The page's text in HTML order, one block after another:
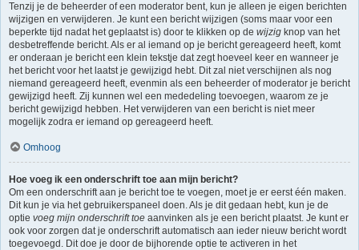
Tenzij je de beheerder of een moderator bent, kun je alleen je eigen berichten
wijzigen en verwijderen. Je kunt een bericht wijzigen (soms maar voor een
beperkte tijd nadat het geplaatst is) door te klikken op de wijzig knop van het
desbetreffende bericht. Als er al iemand op je bericht gereageerd heeft, komt
er onderaan je bericht een klein tekstje dat zegt hoeveel keer en wanneer je
het bericht voor het laatst je gewijzigd hebt. Dit zal niet verschijnen als nog
niemand gereageerd heeft, evenmin als een beheerder of moderator je bericht
gewijzigd heeft. Zij kunnen wel een mededeling toevoegen, waarom ze je
bericht gewijzigd hebben. Het verwijderen van een bericht is niet meer
mogelijk zodra er iemand op gereageerd heeft.
Omhoog
Hoe voeg ik een onderschrift toe aan mijn bericht?
Om een onderschrift aan je bericht toe te voegen, moet je er eerst één maken.
Dit kun je via het gebruikerspaneel doen. Als je dit gedaan hebt, kun je de
optie voeg mijn onderschrift toe aanvinken als je een bericht plaatst. Je kunt er
ook voor zorgen dat je onderschrift automatisch aan ieder nieuw bericht wordt
toegevoegd. Dit doe je door de bijhorende optie te activeren in het